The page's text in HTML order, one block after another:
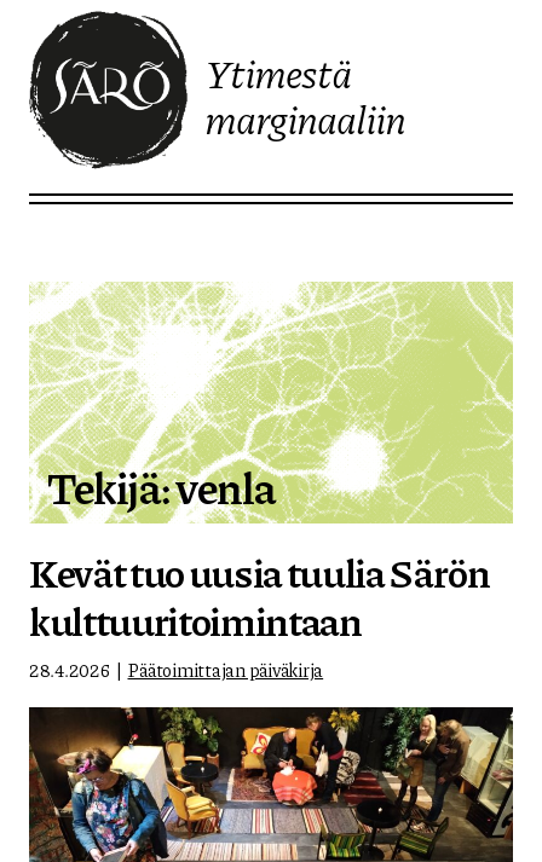
Ytimestä
marginaaliin
Tekijä:venla
Kevät tuo uusia tuulia Särön
kulttuuritoimintaan
28.4.2026 Päätoimittajan päiväkirja